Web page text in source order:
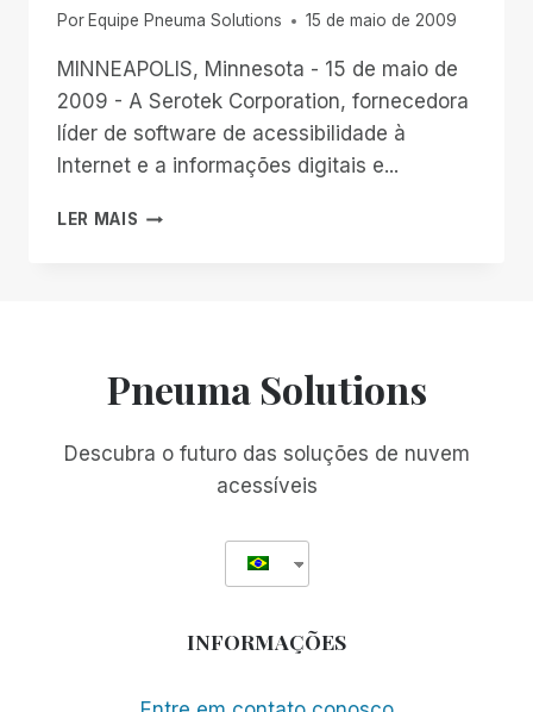
Por Equipe Pneuma Solutions 15 de maio de 2009
MINNEAPOLIS, Minnesota - 15 de maio de
2009 - A Serotek Corporation, fornecedora
líder de software de acessibilidade à
Internet e a informações digitais e...
LER MAIS ENVISION
DE
Pneuma Solutions
Descubra o futuro das soluções de nuvem
acessíveis
INFORMAÇÕES